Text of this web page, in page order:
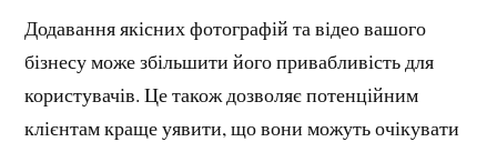
Додавання якісних фотографій та відео вашого
бізнесу може збільшити його привабливість для
користувачів. Це також дозволяє потенційним
клієнтам краще уявити, що вони можуть очікувати